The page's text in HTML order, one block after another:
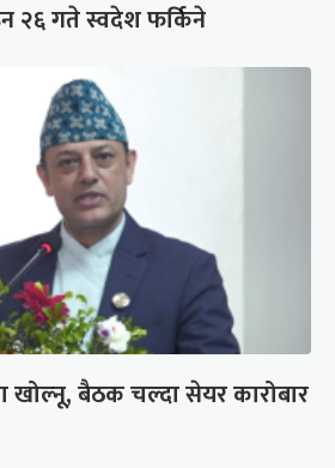
२६ गते स्वदेश फर्किने
खोल्नू, बैठक चल्दा सेयर कारोबार